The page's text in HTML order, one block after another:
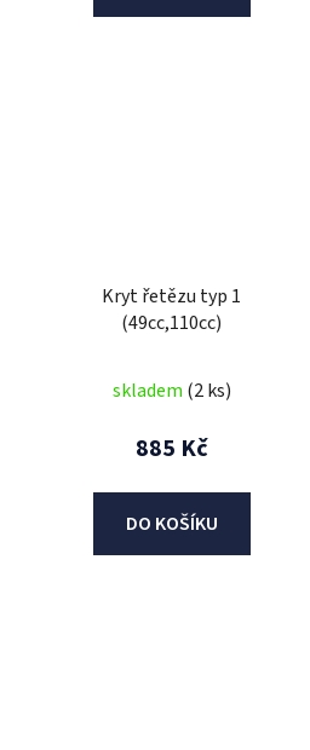
Kryt řetězu typ 1
(49cc,110cc)
skladem (2 ks)
885 Kč
DO KOŠÍKU